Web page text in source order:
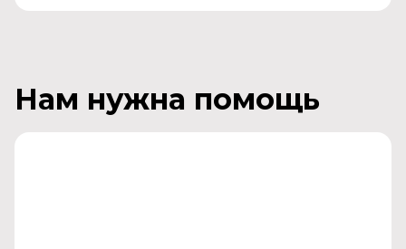
Нам нужна помощь